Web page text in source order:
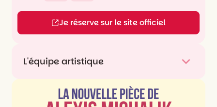
Je réserve sur le site officiel
L'équipe artistique
ChorégraphieGösta Sträng